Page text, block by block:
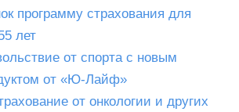
программу страхования для
лет
от спорта с новым
от «Ю-Лайф»
от онкологии и других